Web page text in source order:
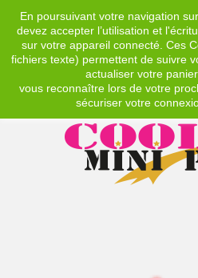
En poursuivant votre navigation
devez accepter l’utilisation et
sur votre appareil connecté. Ces
fichiers texte) permettent de suivre
actualiser votre panier,
vous reconnaître lors de votre
sécuriser votre
EUR